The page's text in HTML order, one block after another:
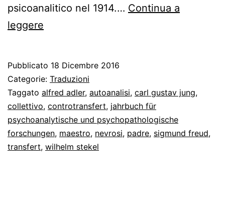
psicoanalitico nel 1914.… Continua a
leggere
da
Jung
a
Freud
Pubblicato 18 Dicembre 2016
Categorie: Traduzioni
Taggato alfred adler, autoanalisi, carl gustav jung,
collettivo, controtransfert, jahrbuch für
psychoanalytische und psychopathologische
forschungen, maestro, nevrosi, padre, sigmund freud,
transfert, wilhelm stekel